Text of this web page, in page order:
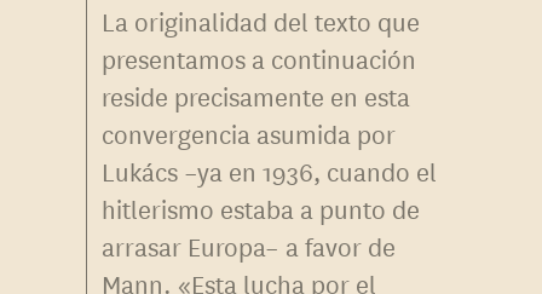
La originalidad del texto que
presentamos a continuación
reside precisamente en esta
convergencia asumida por
Lukács –ya en 1936, cuando el
hitlerismo estaba a punto de
arrasar Europa– a favor de
Mann. «Esta lucha por el